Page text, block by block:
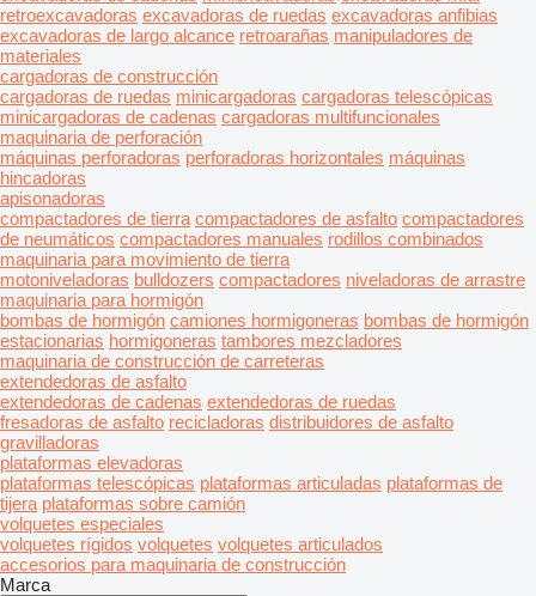
retroexcavadoras excavadoras de ruedas excavadoras anfibias
excavadoras de largo alcance retroarañas manipuladores de
materiales
cargadoras de construcción
cargadoras de ruedas minicargadoras cargadoras telescópicas
minicargadoras de cadenas cargadoras multifuncionales
maquinaria de perforación
máquinas perforadoras perforadoras horizontales máquinas
hincadoras
apisonadoras
compactadores de tierra compactadores de asfalto compactadores
de neumáticos compactadores manuales rodillos combinados
maquinaria para movimiento de tierra
motoniveladoras bulldozers compactadores niveladoras de arrastre
maquinaria para hormigón
bombas de hormigón camiones hormigoneras bombas de hormigón
estacionarias hormigoneras tambores mezcladores
maquinaria de construcción de carreteras
extendedoras de asfalto
extendedoras de cadenas extendedoras de ruedas
fresadoras de asfalto recicladoras distribuidores de asfalto
gravilladoras
plataformas elevadoras
plataformas telescópicas plataformas articuladas plataformas de
tijera plataformas sobre camión
volquetes especiales
volquetes rígidos volquetes volquetes articulados
accesorios para maquinaria de construcción
Marca